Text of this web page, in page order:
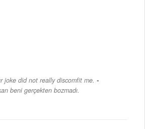
joke did not really discomfit me. -
beni gerçekten bozmadı.